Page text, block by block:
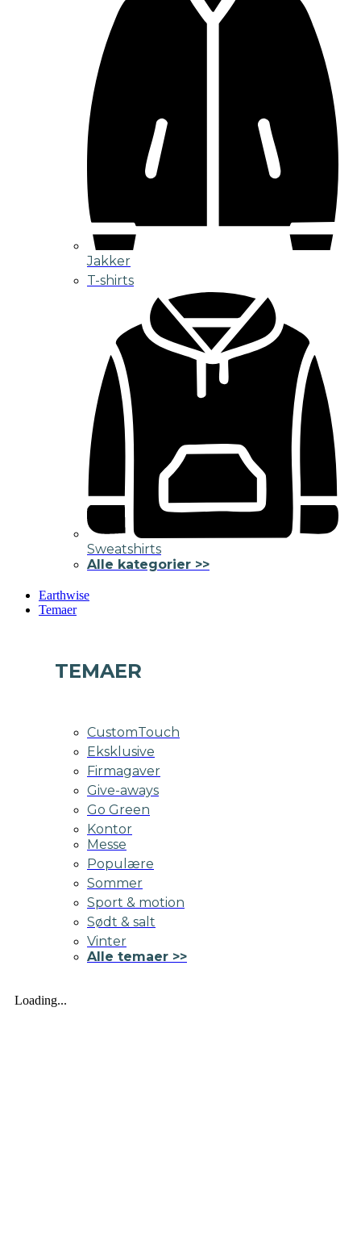
Jakker
T-shirts
Sweatshirts
Alle kategorier >>
Earthwise
Temaer
TEMAER
CustomTouch
Eksklusive
Firmagaver
Give-aways
Go Green
Kontor
Messe
Populære
Sommer
Sport & motion
Sødt & salt
Vinter
Alle temaer >>
Loading...